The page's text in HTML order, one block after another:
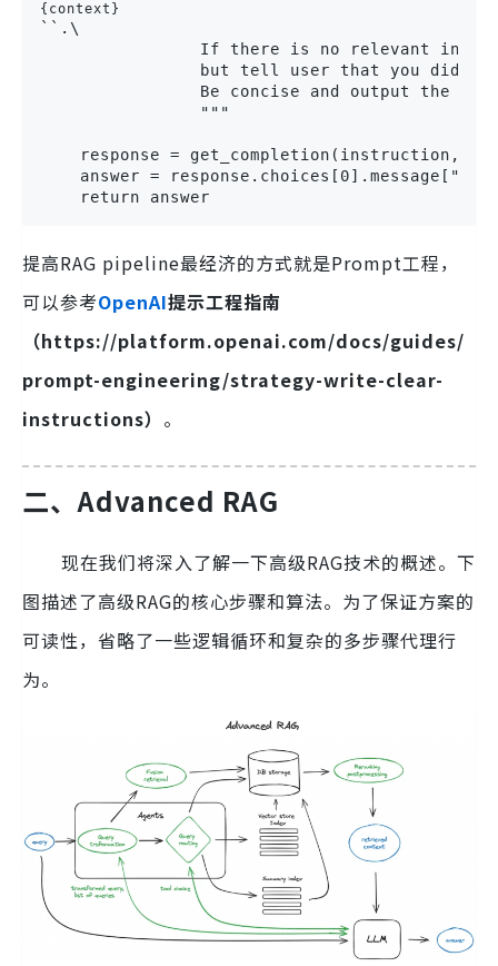
{context}
``.\
If there is no relevant
but tell user that you did
Be concise and output the
                """
response = get_completion(instruction,
answer =
    return answer
提高RAG pipeline最经济的方式就是Prompt工程，
可以参考OpenAI提示工程指南
（https://platform.openai.com/docs/guides/
prompt-engineering/strategy-write-clear-
instructions） 。
二、Advanced RAG
现在我们将深入了解一下高级RAG技术的概述。下
图描述了高级RAG的核心步骤和算法。为了保证方案的
可读性，省略了一些逻辑循环和复杂的多步骤代理行
为。